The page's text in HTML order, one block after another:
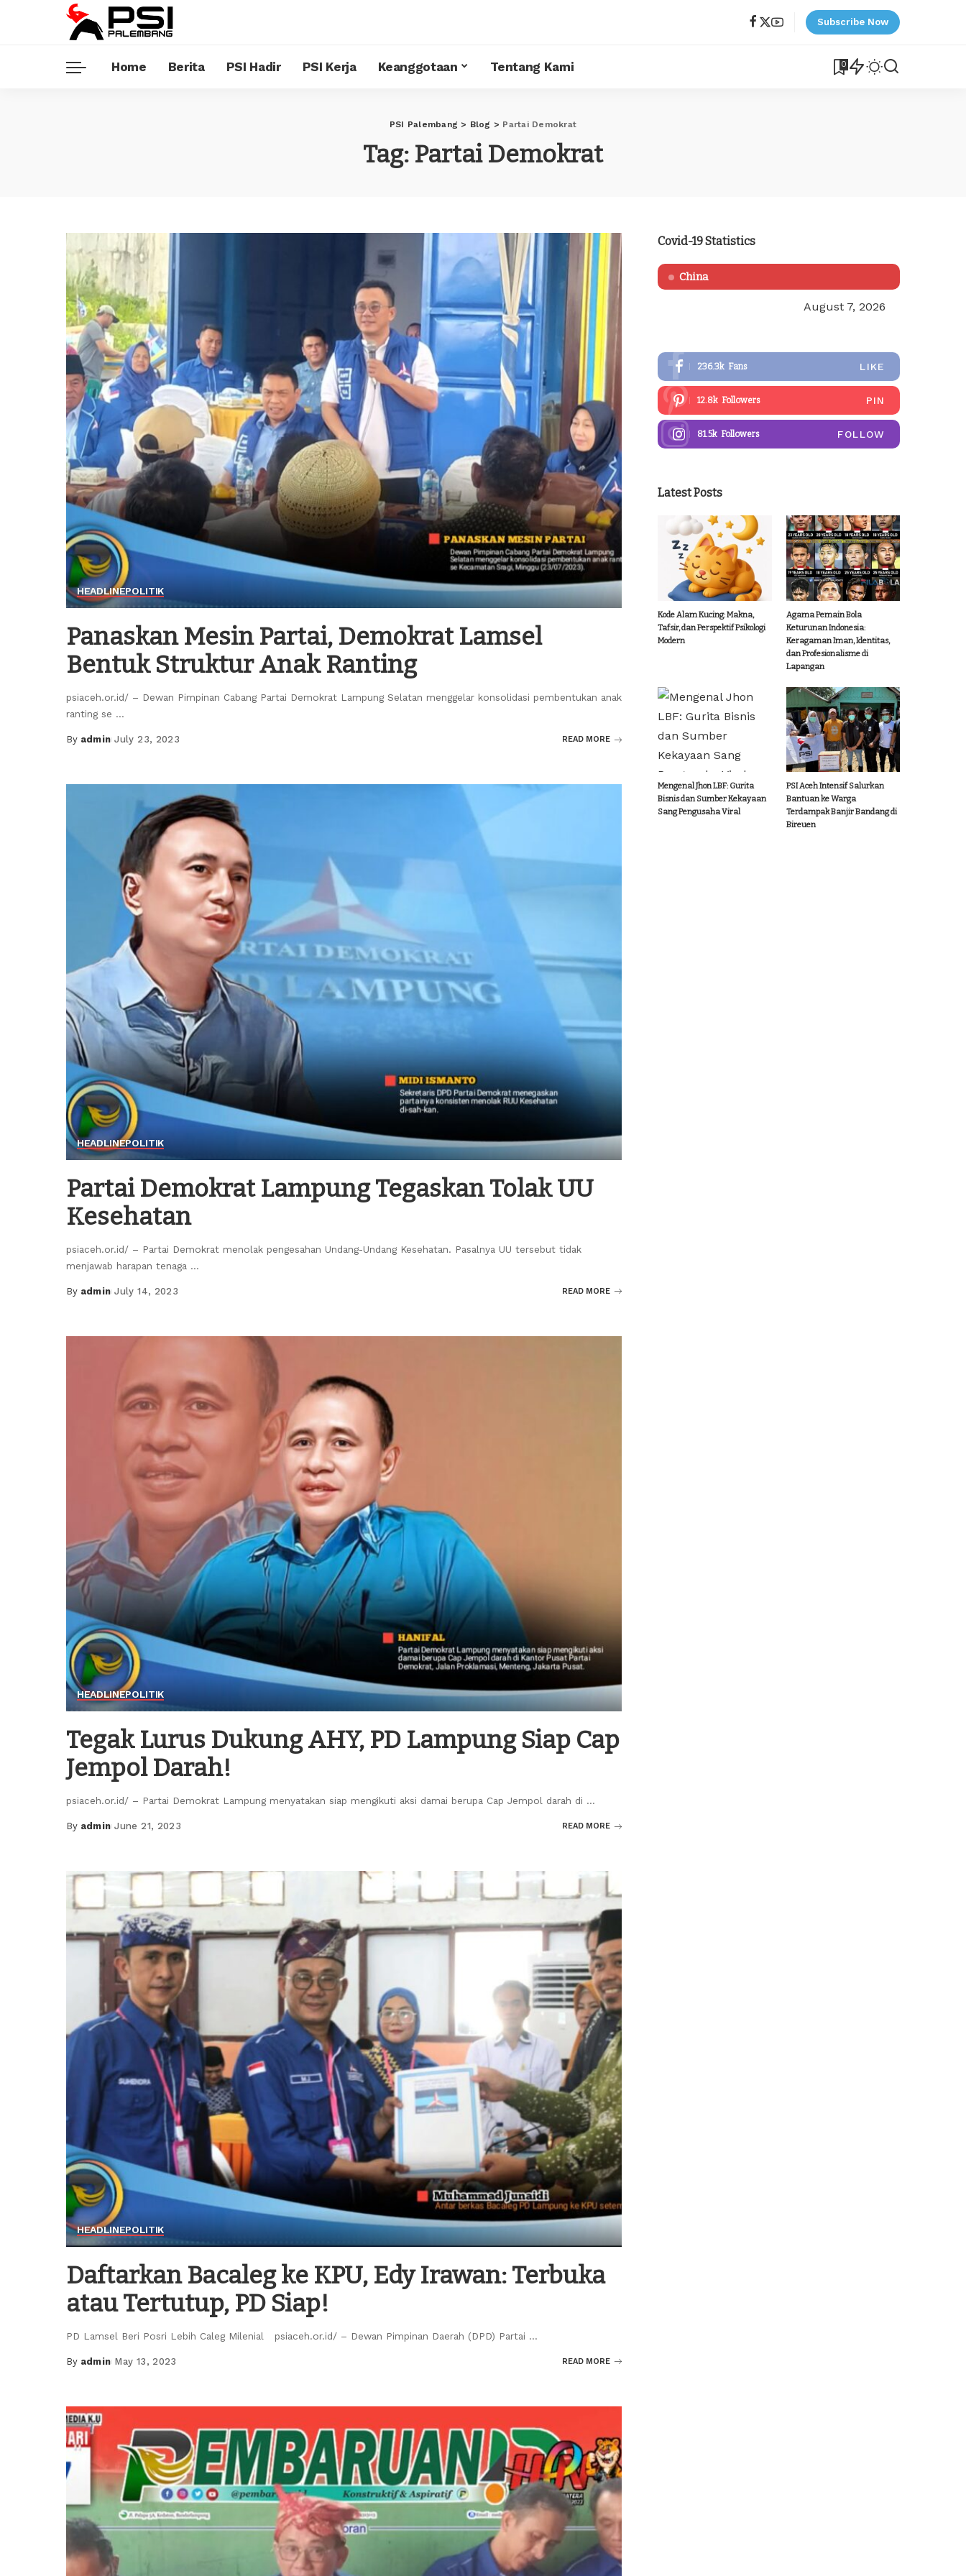
Subscribe Now
Home Berita PSI Hadir PSI Kerja Keanggotaan Tentang Kami 0
PSI Palembang > Blog > Partai Demokrat
Tag: Partai Demokrat
HEADLINEPOLITIK
Panaskan Mesin Partai, Demokrat Lamsel
Bentuk Struktur Anak Ranting
psiaceh.or.id/ – Dewan Pimpinan Cabang Partai Demokrat Lampung Selatan menggelar konsolidasi pembentukan anak
ranting se ...
Posted
By admin July 23, 2023 READ MORE
HEADLINEPOLITIK
Partai Demokrat Lampung Tegaskan Tolak UU
Kesehatan
psiaceh.or.id/ – Partai Demokrat menolak pengesahan Undang-Undang Kesehatan. Pasalnya UU tersebut tidak
menjawab harapan tenaga ...
Posted
By admin July 14, 2023 READ MORE
HEADLINEPOLITIK
Tegak Lurus Dukung AHY, PD Lampung Siap Cap
Jempol Darah!
psiaceh.or.id/ – Partai Demokrat Lampung menyatakan siap mengikuti aksi damai berupa Cap Jempol darah di ...
Posted
By admin June 21, 2023 READ MORE
HEADLINEPOLITIK
Daftarkan Bacaleg ke KPU, Edy Irawan: Terbuka
atau Tertutup, PD Siap!
PD Lamsel Beri Posri Lebih Caleg Milenial psiaceh.or.id/ – Dewan Pimpinan Daerah (DPD) Partai ...
Posted
By admin May 13, 2023 READ MORE
Covid-19 Statistics
China
August 7, 2026
236.3k Fans LIKE
12.8k Followers PIN
81.5k Followers FOLLOW
Latest Posts
Kode Alam Kucing: Makna,
Tafsir, dan Perspektif Psikologi
Modern
Agama Pemain Bola
Keturunan Indonesia:
Keragaman Iman, Identitas,
dan Profesionalisme di
Lapangan
Mengenal Jhon LBF: Gurita
Bisnis dan Sumber Kekayaan
Sang Pengusaha Viral
PSI Aceh Intensif Salurkan
Bantuan ke Warga
Terdampak Banjir Bandang di
Bireuen